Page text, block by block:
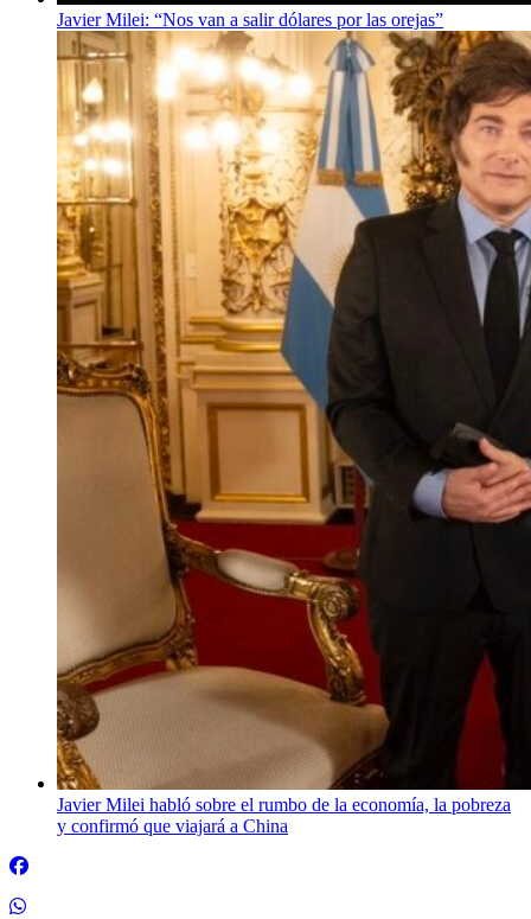
Javier Milei: “Nos van a salir dólares por las orejas”
Javier Milei habló sobre el rumbo de la economía, la pobreza
y confirmó que viajará a China